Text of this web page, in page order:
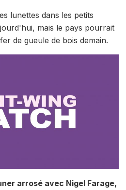
lunettes dans les petits
mais le pays pourrait
de gueule de bois demain.
arrosé avec Nigel Farage,